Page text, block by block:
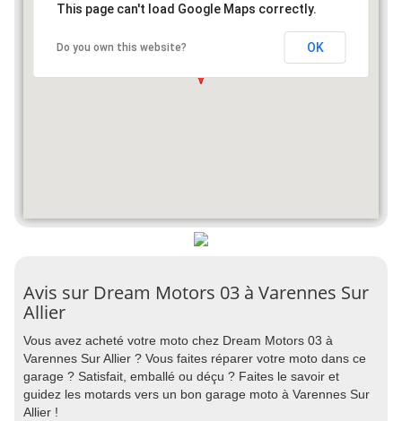
This page can't load Google Maps correctly.
Do you own this website? OK
Avis sur Dream Motors 03 à Varennes Sur
Allier
Vous avez acheté votre moto chez Dream Motors 03 à
Varennes Sur Allier ? Vous faites réparer votre moto dans ce
garage ? Satisfait, emballé ou déçu ? Faites le savoir et
guidez les motards vers un bon garage moto à Varennes Sur
Allier !